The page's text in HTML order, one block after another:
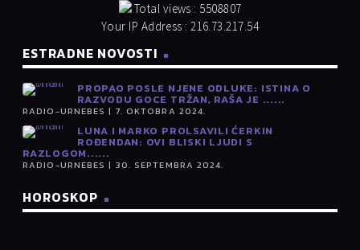
Total views : 5508807
Your IP Address : 216.73.217.54
ESTRADNE NOVOSTI
PROPAO POSLE NJENE ODLUKE: ISTINA O
RAZVODU GOCE TRŽAN, RAŠA JE ......
RADIO-URNEBES | 7. OKTOBRA 2024.
LUNA I MARKO PROLSAVILI ĆERKIN
ROĐENDAN: OVI BLISKI LJUDI S
RAZLOGOM......
RADIO-URNEBES | 30. SEPTEMBRA 2024.
HOROSKOP